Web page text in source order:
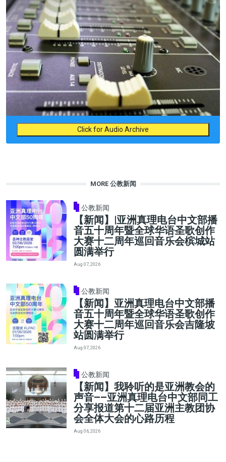
Click for Audio Archive
MORE 公教新闻
公教新闻
【新闻】|亚洲真理电台中文部播
音五十周年暨全球华语圣歌创作
大赛十二周年巡回音乐会槟城站
圆满举行
Aug 07, 2026
公教新闻
【新闻】亚洲真理电台中文部播
音五十周年暨全球华语圣歌创作
大赛十二周年巡回音乐会吉隆坡
站圆满举行
Aug 07, 2026
公教新闻
【新闻】我聆听的是亚洲教会的
声音——亚洲真理电台中文部同工
分享报道第十二届亚洲主教团协
会全体大会的心路历程
Aug 06, 2026